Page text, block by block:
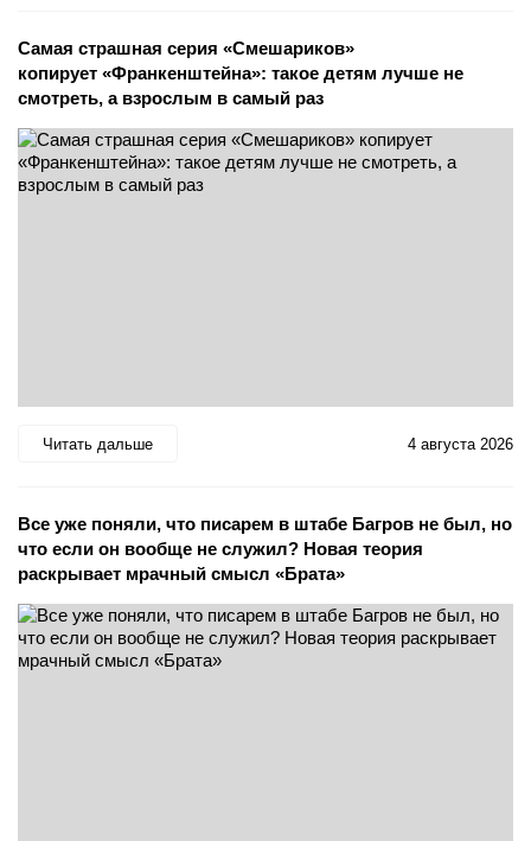
Самая страшная серия «Смешариков»
копирует «Франкенштейна»: такое детям лучше не
смотреть, а взрослым в самый раз
Читать дальше 4 августа 2026
Все уже поняли, что писарем в штабе Багров не был, но
что если он вообще не служил? Новая теория
раскрывает мрачный смысл «Брата»